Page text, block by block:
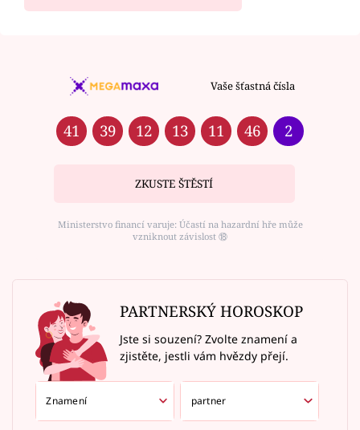
Vaše šťastná čísla
41 39 12 13 11 46 2
ZKUSTE ŠTĚSTÍ
Ministerstvo financí varuje: Účastí na hazardní hře může
vzniknout závislost ⑱
PARTNERSKÝ HOROSKOP
Jste si souzení? Zvolte znamení a
zjistěte, jestli vám hvězdy přejí.